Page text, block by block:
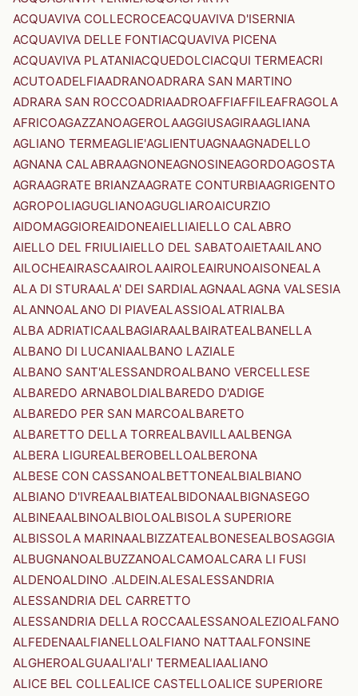
ACQUAVIVA COLLECROCEACQUAVIVA D'ISERNIA
ACQUAVIVA DELLE FONTIACQUAVIVA PICENA
ACQUAVIVA PLATANIACQUEDOLCIACQUI TERMEACRI
ACUTOADELFIAADRANOADRARA SAN MARTINO
ADRARA SAN ROCCOADRIAADROAFFIAFFILEAFRAGOLA
AFRICOAGAZZANOAGEROLAAGGIUSAGIRAAGLIANA
AGLIANO TERMEAGLIE'AGLIENTUAGNAAGNADELLO
AGNANA CALABRAAGNONEAGNOSINEAGORDOAGOSTA
AGRAAGRATE BRIANZAAGRATE CONTURBIAAGRIGENTO
AGROPOLIAGUGLIANOAGUGLIAROAICURZIO
AIDOMAGGIOREAIDONEAIELLIAIELLO CALABRO
AIELLO DEL FRIULIAIELLO DEL SABATOAIETAAILANO
AILOCHEAIRASCAAIROLAAIROLEAIRUNOAISONEALA
ALA DI STURAALA' DEI SARDIALAGNAALAGNA VALSESIA
ALANNOALANO DI PIAVEALASSIOALATRIALBA
ALBA ADRIATICAALBAGIARAALBAIRATEALBANELLA
ALBANO DI LUCANIAALBANO LAZIALE
ALBANO SANT'ALESSANDROALBANO VERCELLESE
ALBAREDO ARNABOLDIALBAREDO D'ADIGE
ALBAREDO PER SAN MARCOALBARETO
ALBARETTO DELLA TORREALBAVILLAALBENGA
ALBERA LIGUREALBEROBELLOALBERONA
ALBESE CON CASSANOALBETTONEALBIALBIANO
ALBIANO D'IVREAALBIATEALBIDONAALBIGNASEGO
ALBINEAALBINOALBIOLOALBISOLA SUPERIORE
ALBISSOLA MARINAALBIZZATEALBONESEALBOSAGGIA
ALBUGNANOALBUZZANOALCAMOALCARA LI FUSI
ALDENOALDINO .ALDEIN.ALESALESSANDRIA
ALESSANDRIA DEL CARRETTO
ALESSANDRIA DELLA ROCCAALESSANOALEZIOALFANO
ALFEDENAALFIANELLOALFIANO NATTAALFONSINE
ALGHEROALGUAALI'ALI' TERMEALIAALIANO
ALICE BEL COLLEALICE CASTELLOALICE SUPERIORE